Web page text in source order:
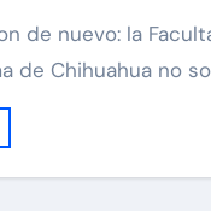
de Chihuahua no